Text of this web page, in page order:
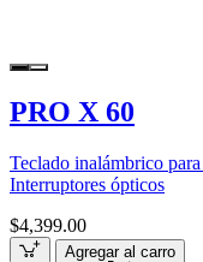
PRO X 60
Teclado inalámbrico
Interruptores ópticos
$4,399.00
Agregar al carro